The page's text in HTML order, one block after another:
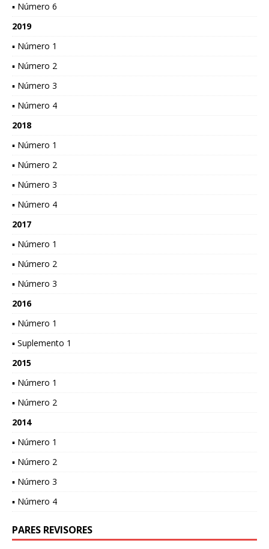
▪ Número 6
2019
▪ Número 1
▪ Número 2
▪ Número 3
▪ Número 4
2018
▪ Número 1
▪ Número 2
▪ Número 3
▪ Número 4
2017
▪ Número 1
▪ Número 2
▪ Número 3
2016
▪ Número 1
▪ Suplemento 1
2015
▪ Número 1
▪ Número 2
2014
▪ Número 1
▪ Número 2
▪ Número 3
▪ Número 4
PARES REVISORES